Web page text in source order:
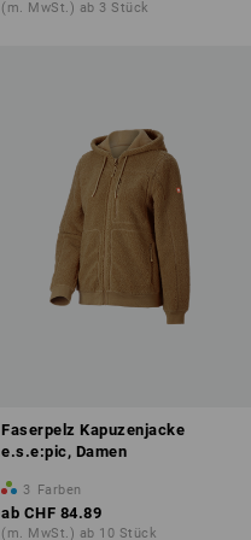
(m. MwSt.) ab 3 Stück
Faserpelz Kapuzenjacke
e.s.e:pic, Damen
3 Farben
ab CHF 84.89
(m. MwSt.) ab 10 Stück